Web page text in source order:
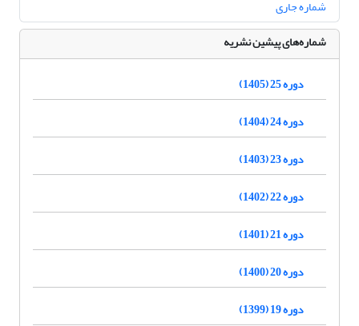
شماره جاری
شماره‌های پیشین نشریه
دوره 25 (1405)
دوره 24 (1404)
دوره 23 (1403)
دوره 22 (1402)
دوره 21 (1401)
دوره 20 (1400)
دوره 19 (1399)